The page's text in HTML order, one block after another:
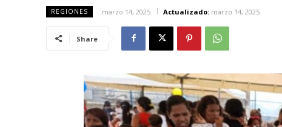
REGIONES marzo 14, 2025 Actualizado: marzo 14, 2025
Share